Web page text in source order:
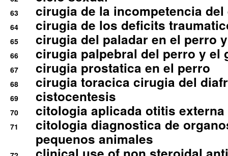
63 cirugia de la incompetencia
64 cirugia de los deficits
65 cirugia del paladar en el perro
66 cirugia palpebral del perro y el
67 cirugia prostatica en el perro
68 cirugia toracica cirugia del
69 cistocentesis
70 citologia aplicada otitis externa
71
citologia diagnostica de
pequenos animales